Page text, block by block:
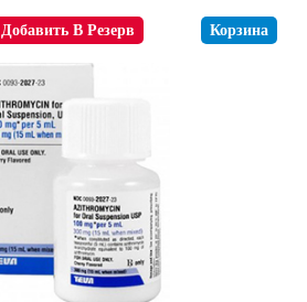
Добавить В Резерв Корзина